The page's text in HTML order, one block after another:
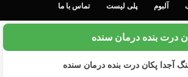
آلبوم پلی لیست تماس با ما
درت بنده درمان سنده
آجدا پکان درت بنده درمان سنده